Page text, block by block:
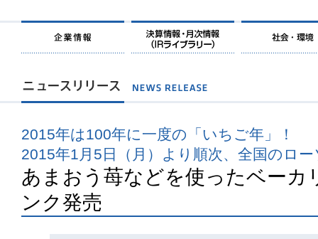
2015年は100年に一度の「いちご年」！
2015年1月5日（月）より順次、全国のロ
あまおう苺などを使ったベーカ
ンク発売